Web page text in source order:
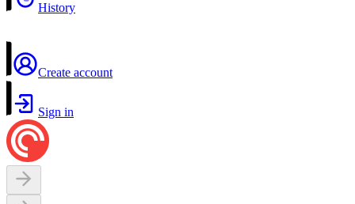
History
Create account
Sign in